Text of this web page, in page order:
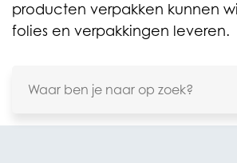
producten verpakken kunnen
folies en verpakkingen leveren.